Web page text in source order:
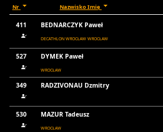
Nr Nazwisko Imię
411 BEDNARCZYK Paweł
DECATHLON WROCŁAW WROCŁAW
527 DYMEK Paweł
WROCŁAW
349 RADZIVONAU Dzmitry
530 MAZUR Tadeusz
WROCŁAW